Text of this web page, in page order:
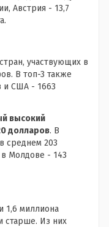
Австрия - 13,7
участвующих в
В топ-3 также
и США - 1663
высокий
долларов. В
среднем 203
Молдове - 143
1,6 миллиона
старше. Из них